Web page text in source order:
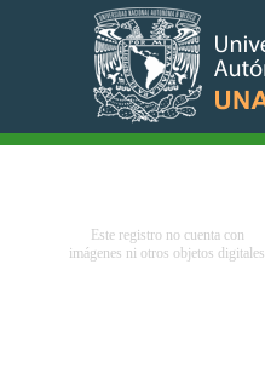
Este registro no cuenta con
imágenes ni otros objetos digitales